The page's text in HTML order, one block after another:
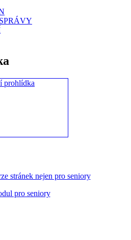
stránek nejen pro seniory